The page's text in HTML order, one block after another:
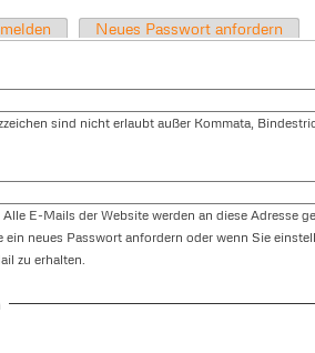
Neues Passwort anfordern
sind nicht erlaubt außer Kommata,
E-Mails der Website werden an diese Adresse
ein neues Passwort anfordern oder wenn Sie
zu erhalten.